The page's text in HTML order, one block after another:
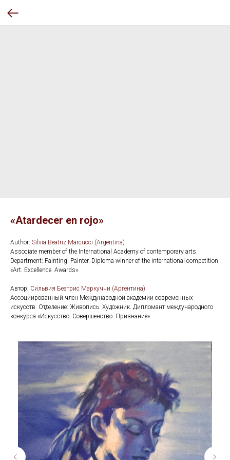
«Atardecer en rojo»
Author: Silvia Beatriz Marcucci (Argentina)
Associate member of the International Academy of contemporary arts.
Department: Painting. Painter. Diploma winner of the international competition
«Art. Excellence. Awards».
Автор: Сильвия Беатрис Маркуччи (Аргентина)
Ассоциированный член Международной академии современных
искусств. Отделение: Живопись. Художник. Дипломант международного
конкурса «Искусство. Совершенство. Признание».